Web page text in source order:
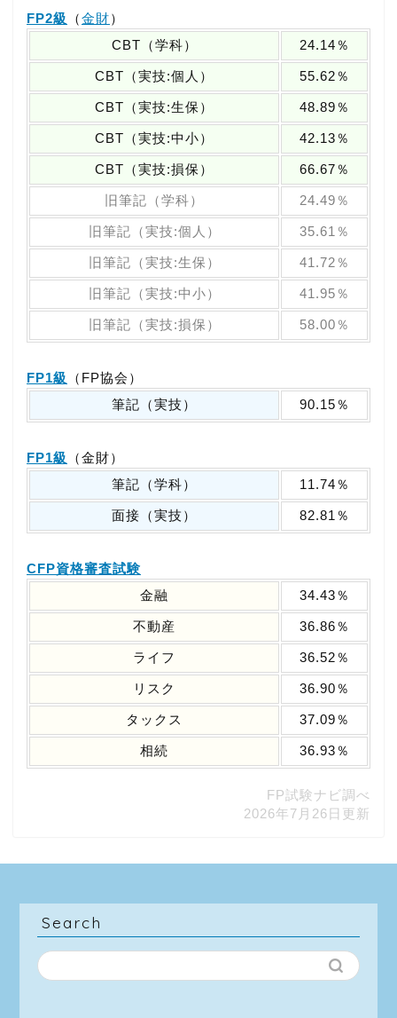
FP2級 （金財）
CBT（学科）
24.14％
CBT（実技:個人） 55.62％
CBT（実技:生保） 48.89％
CBT（実技:中小） 42.13％
CBT（実技:損保） 66.67％
旧筆記（学科） 24.49％
旧筆記（実技:個人） 35.61％
旧筆記（実技:生保） 41.72％
旧筆記（実技:中小） 41.95％
旧筆記（実技:損保） 58.00％
FP1級
（FP協会）
筆記（実技）
90.15％
FP1級
（金財）
筆記（学科）
11.74％
面接（実技） 82.81％
CFP資格審査試験
金融
34.43％
不動産 36.86％
ライフ 36.52％
リスク 36.90％
タックス 37.09％
相続 36.93％
FP試験ナビ調べ
2026年7月26日更新
Search